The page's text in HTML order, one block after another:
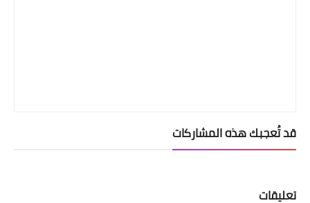
قد تُعجبك هذه المشاركات
تعليقات